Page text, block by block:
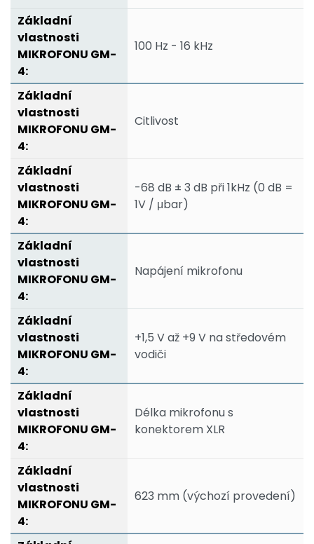
100 Hz - 16 kHz
Citlivost
-68 dB ± 3 dB při 1kHz (0 dB =
1V / μbar)
Napájení mikrofonu
+1,5 V až +9 V na středovém
vodiči
Délka mikrofonu s
konektorem XLR
623 mm (výchozí provedení)